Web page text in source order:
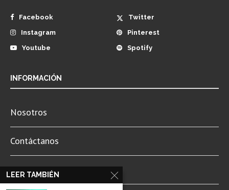
Instagram
Pinterest
Youtube
Spotify
Contáctanos
Newsletter
Aviso de Privacidad
LEER TAMBIÉN